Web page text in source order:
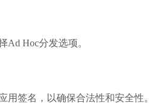
Ad Hoc分发选项。
用签名，以确保合法性和安全性。